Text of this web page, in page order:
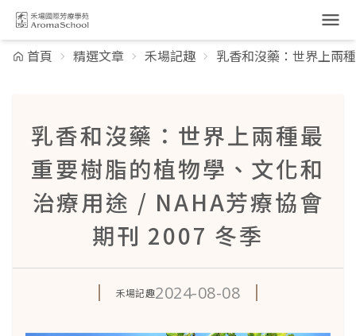
跳到主要內容
首頁 精選文章 禾場記趣 乳香和沒藥：世界上兩
乳香和沒藥：世界上兩種最
重要樹脂的植物學、文化和
治療用途 / NAHA芳療協會
期刊 2007 冬季
禾場記趣2024-08-08